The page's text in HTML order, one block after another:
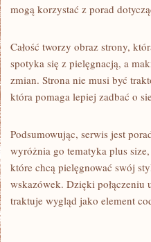
mogą korzystać z porad
Całość tworzy obraz strony,
spotyka się z pielęgnacją, a
zmian. Strona nie musi być
która pomaga lepiej zadbać o
Podsumowując, serwis jest
wyróżnia go tematyka plus
które chcą pielęgnować swój
wskazówek. Dzięki
traktuje wygląd jako element